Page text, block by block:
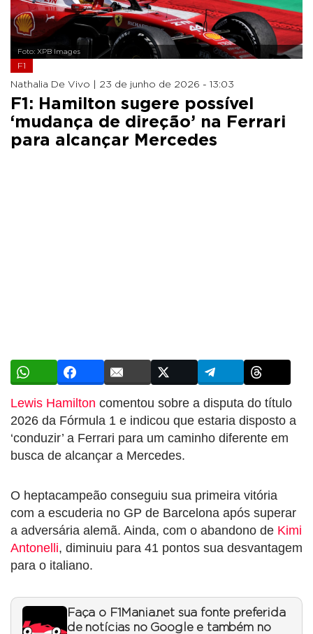
Foto: XPB Images
F1
Nathalia De Vivo | 23 de junho de 2026 - 13:03
F1: Hamilton sugere possível
‘mudança de direção’ na Ferrari
para alcançar Mercedes
Lewis Hamilton comentou sobre a disputa do título
2026 da Fórmula 1 e indicou que estaria disposto a
‘conduzir’ a Ferrari para um caminho diferente em
busca de alcançar a Mercedes.
O heptacampeão conseguiu sua primeira vitória
com a escuderia no GP de Barcelona após superar
a adversária alemã. Ainda, com o abandono de Kimi
Antonelli, diminuiu para 41 pontos sua desvantagem
para o italiano.
Faça o F1Mania.net sua fonte preferida
de notícias no Google e também no